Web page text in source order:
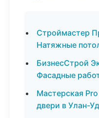
Строймастер
Натяжные
БизнесСтрой
Фасадные
Мастерская
двери в Улан-